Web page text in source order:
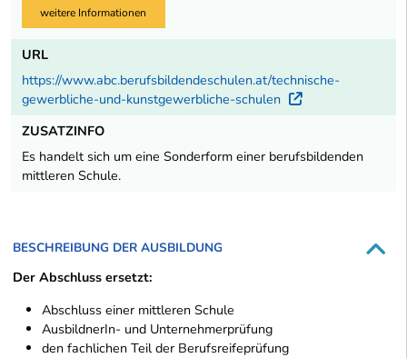
weitere Informationen
URL
https://www.abc.berufsbildendeschulen.at/technische-
gewerbliche-und-kunstgewerbliche-schulen
Externer
ZUSATZINFO
Es handelt sich um eine Sonderform einer berufsbildenden
mittleren Schule.
BESCHREIBUNG DER AUSBILDUNG
Der Abschluss ersetzt:
Abschluss einer mittleren Schule
AusbildnerIn- und Unternehmerprüfung
den fachlichen Teil der Berufsreifeprüfung